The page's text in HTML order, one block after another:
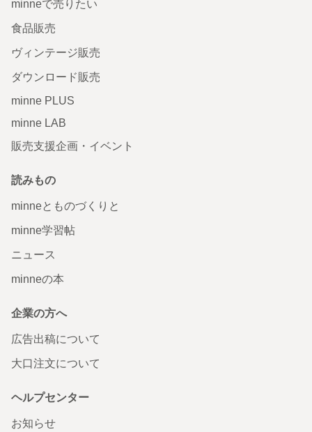
minneで売りたい
食品販売
ヴィンテージ販売
ダウンロード販売
minne PLUS
minne LAB
販売支援企画・イベント
読みもの
minneとものづくりと
minne学習帖
ニュース
minneの本
企業の方へ
広告出稿について
大口注文について
ヘルプセンター
お知らせ